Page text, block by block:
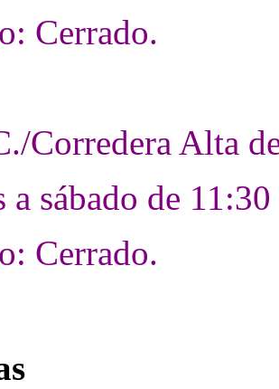
Cerrado.
Corredera Alta
a sábado de
Cerrado.